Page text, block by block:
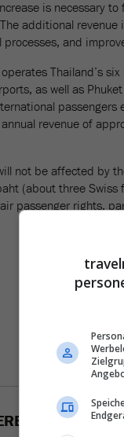
is necessary
additional
and
Thailand’s
as well as
passengers
revenue of
not be affected by
(about three
passenger rights,